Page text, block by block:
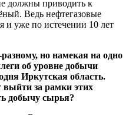
должны приводить к
Ведь нефтегазовые
и уже по истечении 10 лет
но намекая на одно
об уровне добычи
Иркутская область.
за рамки этих
добычу сырья?